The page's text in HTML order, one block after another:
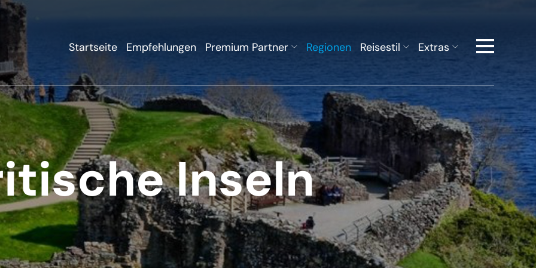
Startseite Empfehlungen Premium Partner Regionen Reisestil Extras
Inseln